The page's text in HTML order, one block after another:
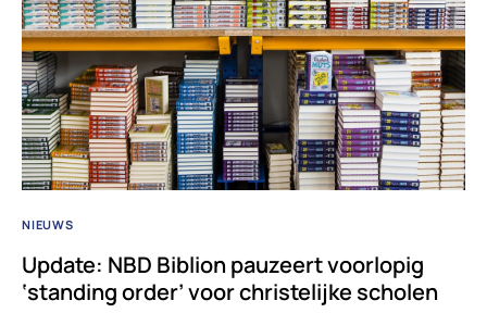
NIEUWS
Update: NBD Biblion pauzeert voorlopig
‘standing order’ voor christelijke scholen